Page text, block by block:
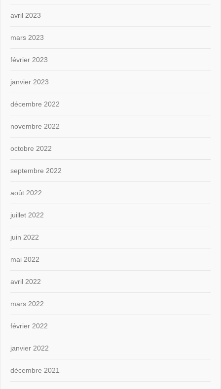
avril 2023
mars 2023
février 2023
janvier 2023
décembre 2022
novembre 2022
octobre 2022
septembre 2022
août 2022
juillet 2022
juin 2022
mai 2022
avril 2022
mars 2022
février 2022
janvier 2022
décembre 2021